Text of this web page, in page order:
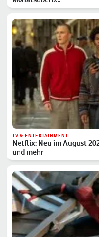
TV & ENTERTAINMENT
Netflix: Neu im August
und mehr